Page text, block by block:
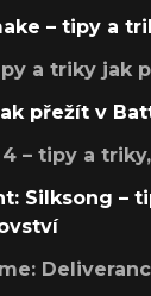
– tipy a
a triky jak
přežít v
– tipy a
Silksong –